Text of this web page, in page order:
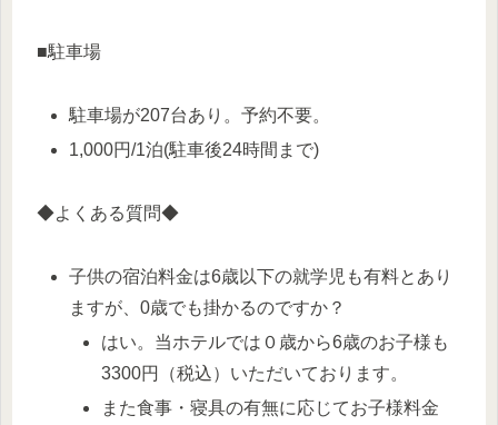
■駐車場
駐車場が207台あり。予約不要。
1,000円/1泊(駐車後24時間まで)
◆よくある質問◆
子供の宿泊料金は6歳以下の就学児も有料とあり
ますが、0歳でも掛かるのですか？
はい。当ホテルでは０歳から6歳のお子様も
3300円（税込）いただいております。
また食事・寝具の有無に応じてお子様料金